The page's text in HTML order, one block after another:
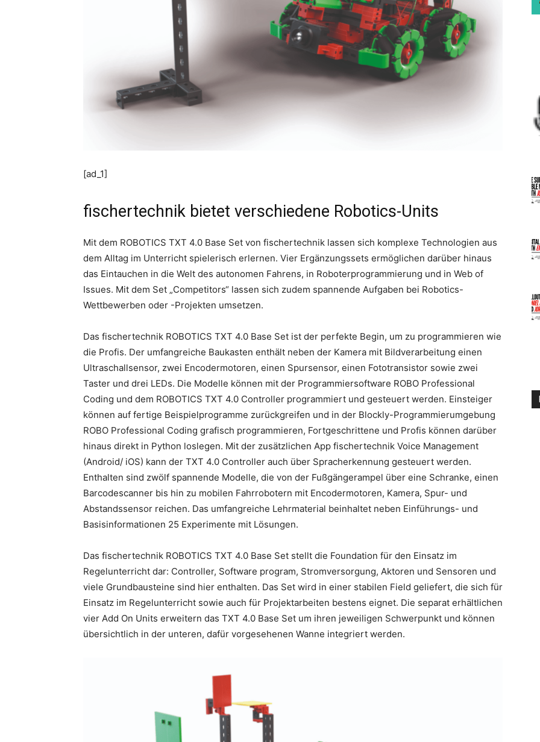
[ad_1]
fischertechnik bietet verschiedene Robotics-Units
Mit dem ROBOTICS TXT 4.0 Base Set von fischertechnik lassen sich komplexe Technologien aus
dem Alltag im Unterricht spielerisch erlernen. Vier Ergänzungssets ermöglichen darüber hinaus
das Eintauchen in die Welt des autonomen Fahrens, in Roboterprogrammierung und in Web of
Issues. Mit dem Set „Competitors“ lassen sich zudem spannende Aufgaben bei Robotics-
Wettbewerben oder -Projekten umsetzen.
Das fischertechnik ROBOTICS TXT 4.0 Base Set ist der perfekte Begin, um zu programmieren wie
die Profis. Der umfangreiche Baukasten enthält neben der Kamera mit Bildverarbeitung einen
Ultraschallsensor, zwei Encodermotoren, einen Spursensor, einen Fototransistor sowie zwei
Taster und drei LEDs. Die Modelle können mit der Programmiersoftware ROBO Professional
Coding und dem ROBOTICS TXT 4.0 Controller programmiert und gesteuert werden. Einsteiger
können auf fertige Beispielprogramme zurückgreifen und in der Blockly-Programmierumgebung
ROBO Professional Coding grafisch programmieren, Fortgeschrittene und Profis können darüber
hinaus direkt in Python loslegen. Mit der zusätzlichen App fischertechnik Voice Management
(Android/ iOS) kann der TXT 4.0 Controller auch über Spracherkennung gesteuert werden.
Enthalten sind zwölf spannende Modelle, die von der Fußgängerampel über eine Schranke, einen
Barcodescanner bis hin zu mobilen Fahrrobotern mit Encodermotoren, Kamera, Spur- und
Abstandssensor reichen. Das umfangreiche Lehrmaterial beinhaltet neben Einführungs- und
Basisinformationen 25 Experimente mit Lösungen.
Das fischertechnik ROBOTICS TXT 4.0 Base Set stellt die Foundation für den Einsatz im
Regelunterricht dar: Controller, Software program, Stromversorgung, Aktoren und Sensoren und
viele Grundbausteine sind hier enthalten. Das Set wird in einer stabilen Field geliefert, die sich für
Einsatz im Regelunterricht sowie auch für Projektarbeiten bestens eignet. Die separat erhältlichen
vier Add On Units erweitern das TXT 4.0 Base Set um ihren jeweiligen Schwerpunkt und können
übersichtlich in der unteren, dafür vorgesehenen Wanne integriert werden.